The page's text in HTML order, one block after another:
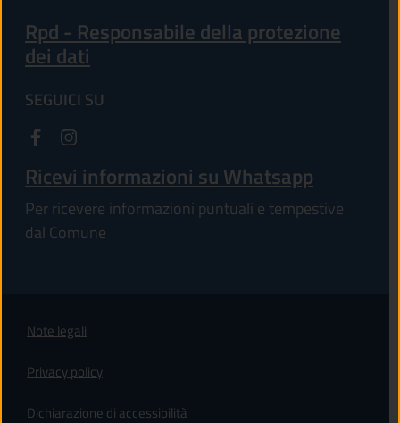
Rpd - Responsabile della protezione
dei dati
SEGUICI SU
Ricevi informazioni su Whatsapp
Per ricevere informazioni puntuali e tempestive
dal Comune
Note legali
Privacy policy
Dichiarazione di accessibilità